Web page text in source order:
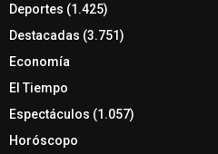
Deportes (1.425)
Destacadas (3.751)
Economía
El Tiempo
Espectáculos (1.057)
Horóscopo